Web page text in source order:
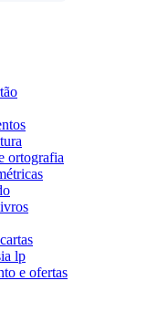
ortografia
lp
e ofertas